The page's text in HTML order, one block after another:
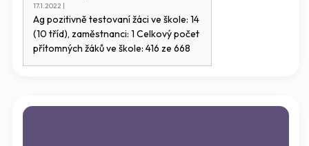
17.1.2022 |
Ag pozitivně testovaní žáci ve škole: 14
(10 tříd), zaměstnanci: 1 Celkový počet
přítomných žáků ve škole: 416 ze 668